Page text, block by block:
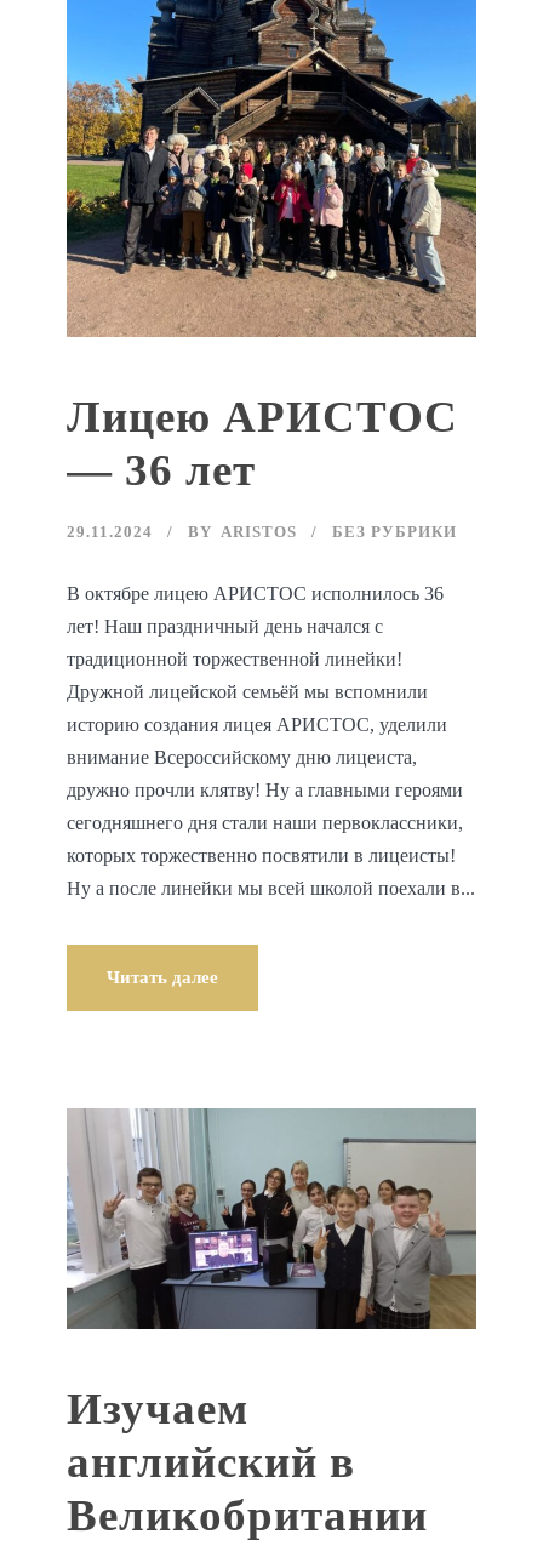
Лицею АРИСТОС
— 36 лет
29.11.2024 BY ARISTOS БЕЗ РУБРИКИ
В октябре лицею АРИСТОС исполнилось 36
лет! Наш праздничный день начался с
традиционной торжественной линейки!
Дружной лицейской семьёй мы вспомнили
историю создания лицея АРИСТОС, уделили
внимание Всероссийскому дню лицеиста,
дружно прочли клятву! Ну а главными героями
сегодняшнего дня стали наши первоклассники,
которых торжественно посвятили в лицеисты!
Ну а после линейки мы всей школой поехали в...
Читать далее
Изучаем
английский в
Великобритании